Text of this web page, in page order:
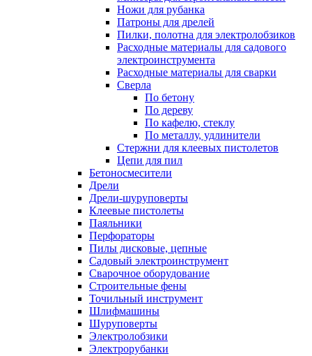
Ножи для рубанка
Патроны для дрелей
Пилки, полотна для электролобзиков
Расходные материалы для садового
электроинструмента
Расходные материалы для сварки
Сверла
По бетону
По дереву
По кафелю, стеклу
По металлу, удлинители
Стержни для клеевых пистолетов
Цепи для пил
Бетоносмесители
Дрели
Дрели-шуруповерты
Клеевые пистолеты
Паяльники
Перфораторы
Пилы дисковые, цепные
Садовый электроинструмент
Сварочное оборудование
Строительные фены
Точильный инструмент
Шлифмашины
Шуруповерты
Электролобзики
Электрорубанки